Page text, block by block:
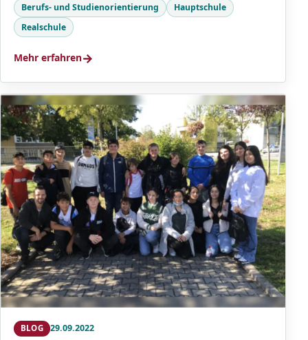
Berufs- und Studienorientierung
Hauptschule
Realschule
Mehr erfahren→
BLOG 29.09.2022